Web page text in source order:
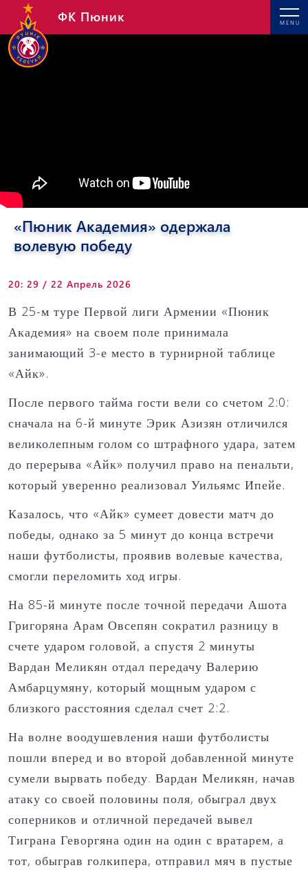
MENU
ФК Пюник
«Пюник Академия» одержала
волевую победу
20: 29 / 22 Апрель 2026
В 25-м туре Первой лиги Армении «Пюник
Академия» на своем поле принимала
занимающий 3-е место в турнирной таблице
«Айк».
После первого тайма гости вели со счетом 2:0:
сначала на 6-й минуте Эрик Азизян отличился
великолепным голом со штрафного удара, затем
до перерыва «Айк» получил право на пенальти,
который уверенно реализовал Уильямс Ипейе.
Казалось, что «Айк» сумеет довести матч до
победы, однако за 5 минут до конца встречи
наши футболисты, проявив волевые качества,
смогли переломить ход игры.
На 85-й минуте после точной передачи Ашота
Григоряна Арам Овсепян сократил разницу в
счете ударом головой, а спустя 2 минуты
Вардан Меликян отдал передачу Валерию
Амбарцумяну, который мощным ударом с
близкого расстояния сделал счет 2:2.
На волне воодушевления наши футболисты
пошли вперед и во второй добавленной минуте
сумели вырвать победу. Вардан Меликян, начав
атаку со своей половины поля, обыграл двух
соперников и отличной передачей вывел
Тиграна Геворгяна один на один с вратарем, а
тот, обыграв голкипера, отправил мяч в пустые